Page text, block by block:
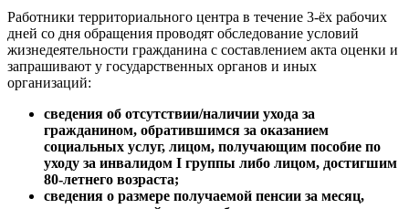
Работники территориального центра в течение 3-ёх рабочих
дней со дня обращения проводят обследование условий
жизнедеятельности гражданина с составлением акта оценки и
запрашивают у государственных органов и иных
организаций:
сведения об отсутствии/наличии ухода за
гражданином, обратившимся за оказанием
социальных услуг, лицом, получающим пособие по
уходу за инвалидом I группы либо лицом, достигшим
80-летнего возраста;
сведения о размере получаемой пенсии за месяц,